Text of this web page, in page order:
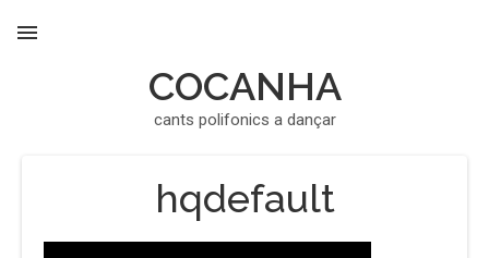
COCANHA
cants polifonics a dançar
hqdefault